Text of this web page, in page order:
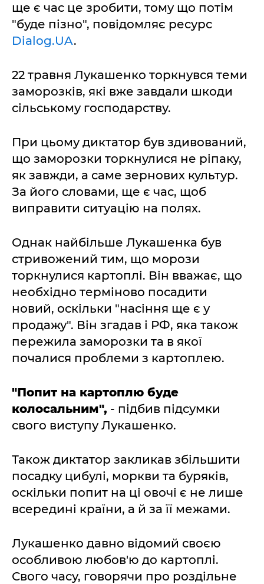
ще є час це зробити, тому що потім
"буде пізно", повідомляє ресурс
Dialog.UA.
22 травня Лукашенко торкнувся теми
заморозків, які вже завдали шкоди
сільському господарству.
При цьому диктатор був здивований,
що заморозки торкнулися не ріпаку,
як завжди, а саме зернових культур.
За його словами, ще є час, щоб
виправити ситуацію на полях.
Однак найбільше Лукашенка був
стривожений тим, що морози
торкнулися картоплі. Він вважає, що
необхідно терміново посадити
новий, оскільки "насіння ще є у
продажу". Він згадав і РФ, яка також
пережила заморозки та в якої
почалися проблеми з картоплею.
"Попит на картоплю буде
колосальним", - підбив підсумки
свого виступу Лукашенко.
Також диктатор закликав збільшити
посадку цибулі, моркви та буряків,
оскільки попит на ці овочі є не лише
всередині країни, а й за її межами.
Лукашенко давно відомий своєю
особливою любов'ю до картоплі.
Свого часу, говорячи про роздільне